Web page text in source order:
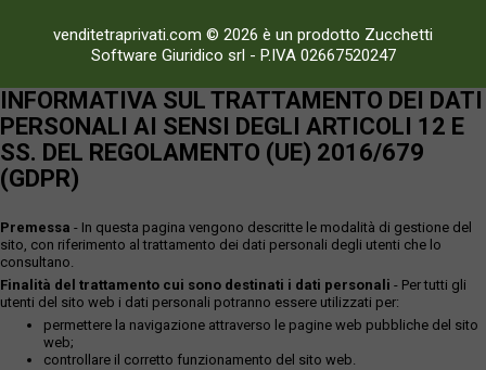
venditetraprivati.com © 2026 è un prodotto Zucchetti
Software Giuridico srl - P.IVA 02667520247
INFORMATIVA SUL TRATTAMENTO DEI DATI
PERSONALI AI SENSI DEGLI ARTICOLI 12 E
SS. DEL REGOLAMENTO (UE) 2016/679
(GDPR)
Premessa - In questa pagina vengono descritte le modalità di gestione del
sito, con riferimento al trattamento dei dati personali degli utenti che lo
consultano.
Finalità del trattamento cui sono destinati i dati personali - Per tutti gli
utenti del sito web i dati personali potranno essere utilizzati per:
permettere la navigazione attraverso le pagine web pubbliche del sito
web;
controllare il corretto funzionamento del sito web.